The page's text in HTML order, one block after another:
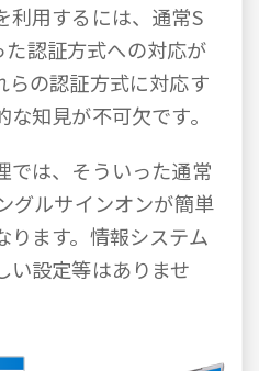
利用するには、通常S
認証方式への対応が
らの認証方式に対応す
知見が不可欠です。
では、そういった通常
グルサインオンが簡単
ります。情報システム
い設定等はありませ